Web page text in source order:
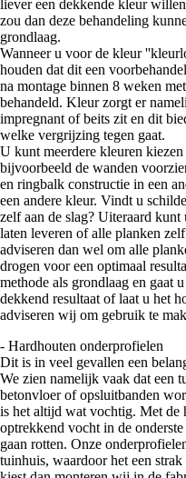
liever een dekkende kleur
zou dan deze behandeling
grondlaag.
Wanneer u voor de kleur
houden dat dit een
na montage binnen 8 weken
behandeld. Kleur zorgt er
impregnant of beits zit en dit
welke vergrijzing tegen gaat.
U kunt meerdere kleuren
bijvoorbeeld de wanden
en ringbalk constructie in een
een andere kleur. Vindt u
zelf aan de slag? Uiteraard
laten leveren of alle planken
adviseren dan wel om alle
drogen voor een optimaal
methode als grondlaag en gaat
dekkend resultaat of laat u het
adviseren wij om gebruik te
- Hardhouten onderprofielen
Dit is in veel gevallen een
We zien namelijk vaak dat een
betonvloer of opsluitbanden
is het altijd wat vochtig. Met de
optrekkend vocht in de
gaan rotten. Onze
tuinhuis, waardoor het een